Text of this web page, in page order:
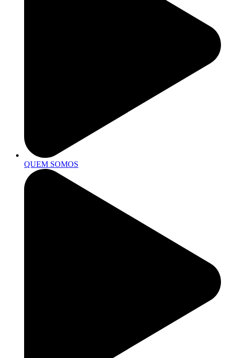
QUEM SOMOS